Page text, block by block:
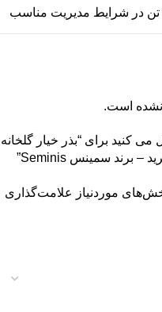
نشده است.
می کنید برای “بذر خیار گلخانه
موردنیاز علامت‌گذاری